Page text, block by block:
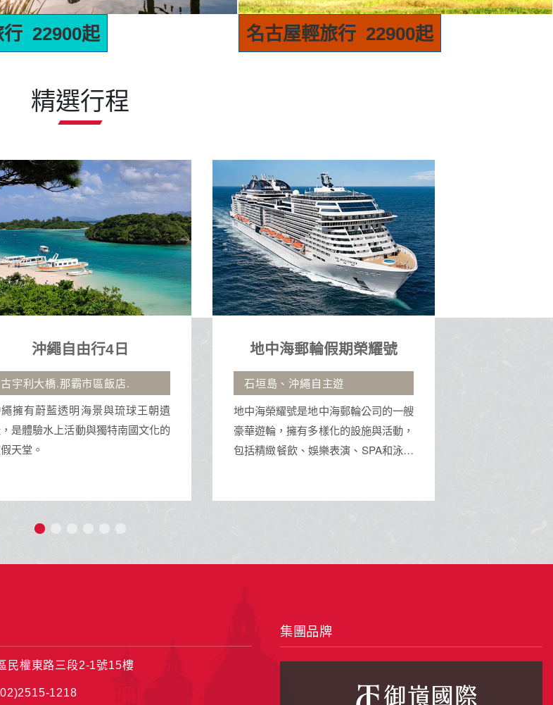
旅行 22900起 首爾輕旅行 15900起
精選行程
地中海郵輪假期榮耀號
石垣島、沖繩自主遊
海榮耀號是地中海郵輪公司的一艘
遊輪，擁有多樣化的設施與活動，
精緻餐飲、娛樂表演、SPA和泳池
峴港５日
無購物站、印象會安秀、巴拿山
佛手
峴港是越南中部的港口城市，以美溪沙
灘、巴拿山佛手大橋及古老的神聖五行
民權東路三段2-1號15樓
1218
集團品牌